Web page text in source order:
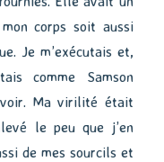
corps soit aussi
Je m’exécutais et,
comme Samson
Ma virilité était
le peu que j’en
de mes sourcils et